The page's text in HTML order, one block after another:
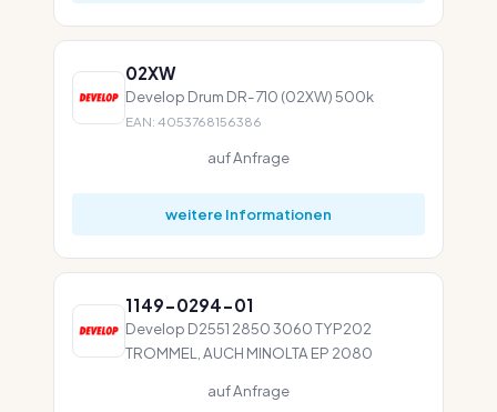
02XW
Develop Drum DR-710 (02XW) 500k
EAN: 4053768156386
auf Anfrage
weitere Informationen
1149-0294-01
Develop D2551 2850 3060 TYP202
TROMMEL, AUCH MINOLTA EP 2080
auf Anfrage